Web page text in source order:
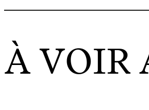
À VOIR